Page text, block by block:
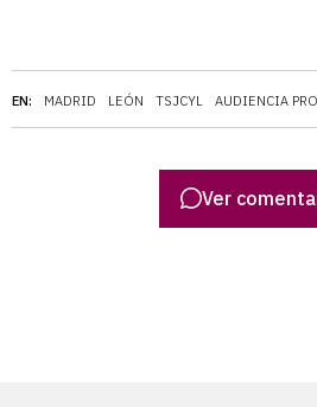
EN: MADRID LEÓN TSJCYL AUDIENCIA
Ver